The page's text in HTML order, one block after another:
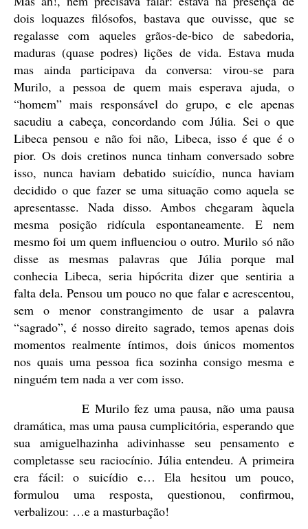
dois loquazes filósofos, bastava que ouvisse, que se
regalasse com aqueles grãos-de-bico de sabedoria,
maduras (quase podres) lições de vida. Estava muda
mas ainda participava da conversa: virou-se para
Murilo, a pessoa de quem mais esperava ajuda, o
“homem” mais responsável do grupo, e ele apenas
sacudiu a cabeça, concordando com Júlia. Sei o que
Libeca pensou e não foi não, Libeca, isso é que é o
pior. Os dois cretinos nunca tinham conversado sobre
isso, nunca haviam debatido suicídio, nunca haviam
decidido o que fazer se uma situação como aquela se
apresentasse. Nada disso. Ambos chegaram àquela
mesma posição ridícula espontaneamente. E nem
mesmo foi um quem influenciou o outro. Murilo só não
disse as mesmas palavras que Júlia porque mal
conhecia Libeca, seria hipócrita dizer que sentiria a
falta dela. Pensou um pouco no que falar e acrescentou,
sem o menor constrangimento de usar a palavra
“sagrado”, é nosso direito sagrado, temos apenas dois
momentos realmente íntimos, dois únicos momentos
nos quais uma pessoa fica sozinha consigo mesma e
ninguém tem nada a ver com isso.
E Murilo fez uma pausa, não uma pausa
dramática, mas uma pausa cumplicitória, esperando que
sua amiguelhazinha adivinhasse seu pensamento e
completasse seu raciocínio. Júlia entendeu. A primeira
era fácil: o suicídio e… Ela hesitou um pouco,
formulou uma resposta, questionou, confirmou,
verbalizou: …e a masturbação!